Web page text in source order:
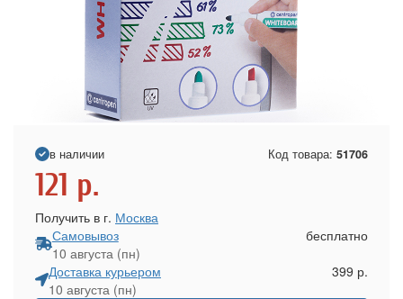
в наличии Код товара: 51706
121 р.
Получить в г. Москва
Самовывоз
10 августа (пн)
бесплатно
Доставка курьером
10 августа (пн)
399 р.